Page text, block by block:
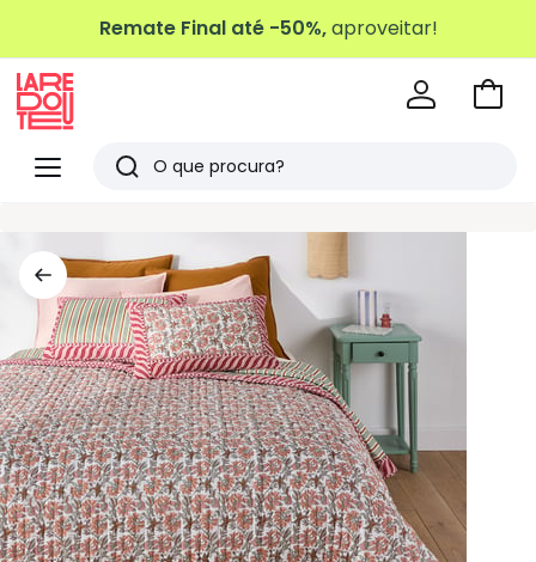
Remate Final até -50%,aproveitar!
Menu
Redoute
Pesquisar
artigos
vistos
Ir